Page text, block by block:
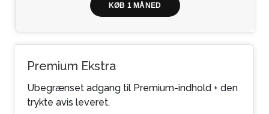
KØB 1 MÅNED
Premium Ekstra
Ubegrænset adgang til Premium-indhold + den
trykte avis leveret.